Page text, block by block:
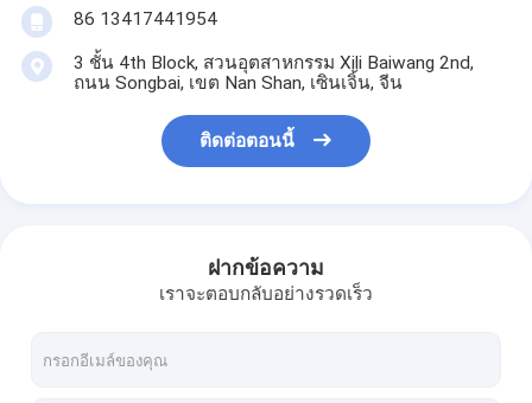
86 13417441954
3 ชั้น 4th Block, สวนอุตสาหกรรม Xili Baiwang 2nd,
ถนน Songbai, เขต Nan Shan, เซินเจิ้น, จีน
ติดต่อตอนนี้
ฝากข้อความ
เราจะตอบกลับอย่างรวดเร็ว